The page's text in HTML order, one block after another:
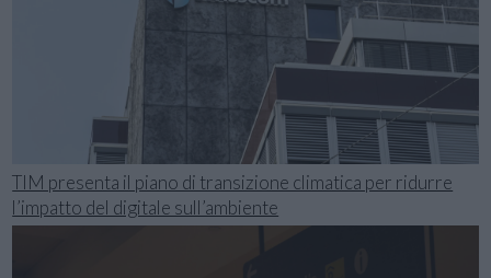
TIM presenta il piano di transizione climatica per ridurre
l’impatto del digitale sull’ambiente